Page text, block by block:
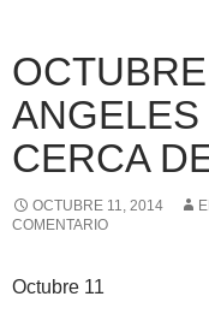
CERCA
OCTUBRE 11, 2014
COMENTARIO
Octubre 11